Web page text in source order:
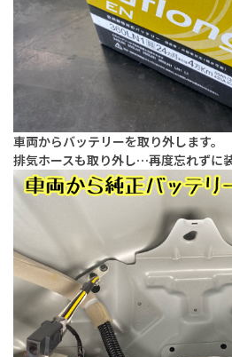
車両からバッテリーを取り外します。
排気ホースも取り外し…再度忘れずに装